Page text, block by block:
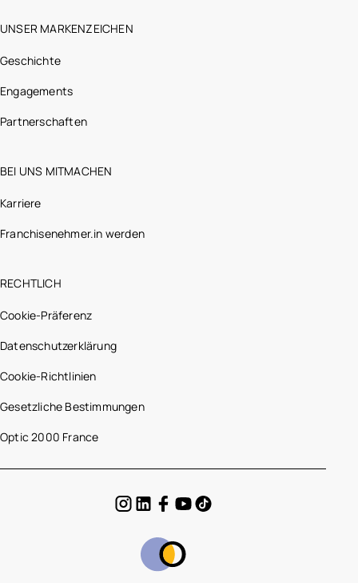
UNSER MARKENZEICHEN
Geschichte
Engagements
Partnerschaften
BEI UNS MITMACHEN
Karriere
Franchisenehmer.in werden
RECHTLICH
Cookie-Präferenz
Datenschutzerklärung
Cookie-Richtlinien
Gesetzliche Bestimmungen
Optic 2000 France